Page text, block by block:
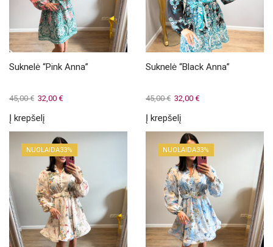
Suknelė “Pink Anna”
45,00€ Original
was:
45,00 €.
32,00 €Current
32,00 €.
Į krepšelį
Suknelė “Black Anna”
45,00€ Original
was:
45,00 €.
32,00 €Current
32,00 €.
Į krepšelį
NUOLAIDA33% NUOLAIDA33%